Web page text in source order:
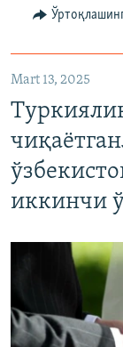
Mart 13, 2025
иккинчи